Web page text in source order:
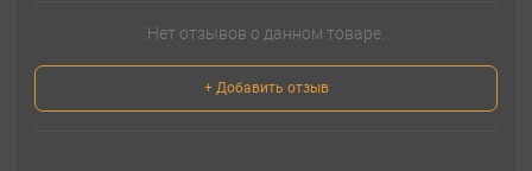
Нет отзывов о данном товаре.
+ Добавить отзыв